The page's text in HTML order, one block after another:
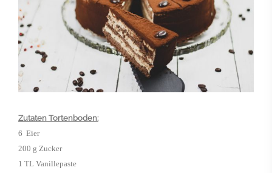
Zutaten Tortenboden:
6 Eier
200 g Zucker
1 TL Vanillepaste